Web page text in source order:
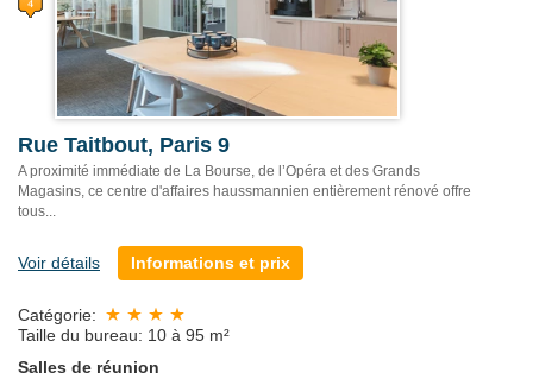
Rue Taitbout, Paris 9
A proximité immédiate de La Bourse, de l’Opéra et des Grands
Magasins, ce centre d'affaires haussmannien entièrement rénové offre
tous...
Voir détails Informations et prix
Catégorie:
Taille du bureau: 10 à 95 m²
Salles de réunion